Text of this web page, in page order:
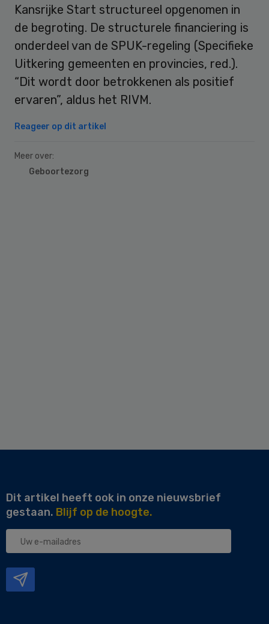
Kansrijke Start structureel opgenomen in
de begroting. De structurele financiering is
onderdeel van de SPUK-regeling (Specifieke
Uitkering gemeenten en provincies, red.).
“Dit wordt door betrokkenen als positief
ervaren”, aldus het RIVM.
Reageer op dit artikel
Meer over:
Geboortezorg
Dit artikel heeft ook in onze nieuwsbrief
gestaan. Blijf op de hoogte.
Uw